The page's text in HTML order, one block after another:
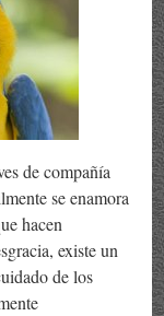
de compañía
se enamora
hacen
existe un
de los